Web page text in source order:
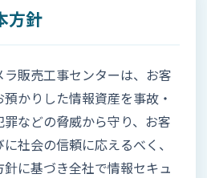
方針
ラ販売工事センターは、お客
かりした情報資産を事故・
罪などの脅威から守り、お客
社会の信頼に応えるべく、
針に基づき全社で情報セキュ